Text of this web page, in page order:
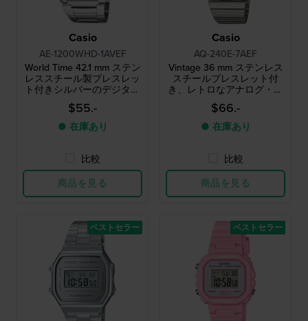
Casio
AE-1200WHD-1AVEF
World Time 42.1 mm ステン
レススチール製ブレスレッ
ト付きシルバーのデジタル
ウォッチ
$55.-
● 在庫あり
比較
商品を見る
Casio
AQ-240E-7AEF
Vintage 36 mm ステンレス
スチールブレスレット付
き、レトロなアナログ・デ
ジタルデュアルタイムクォ
ーツウォッチ
$66.-
● 在庫あり
比較
商品を見る
ベストセラー ベストセラー